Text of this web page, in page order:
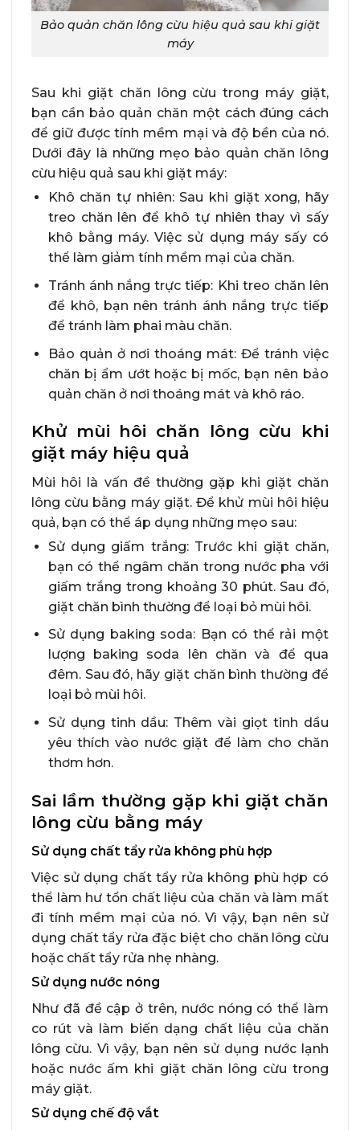
Bảo quản chăn lông cừu hiệu quả sau khi giặt
máy
Sau khi giặt chăn lông cừu trong máy giặt,
bạn cần bảo quản chăn một cách đúng cách
để giữ được tính mềm mại và độ bền của nó.
Dưới đây là những mẹo bảo quản chăn lông
cừu hiệu quả sau khi giặt máy:
Khô chăn tự nhiên: Sau khi giặt xong, hãy
treo chăn lên để khô tự nhiên thay vì sấy
khô bằng máy. Việc sử dụng máy sấy có
thể làm giảm tính mềm mại của chăn.
Tránh ánh nắng trực tiếp: Khi treo chăn lên
để khô, bạn nên tránh ánh nắng trực tiếp
để tránh làm phai màu chăn.
Bảo quản ở nơi thoáng mát: Để tránh việc
chăn bị ẩm ướt hoặc bị mốc, bạn nên bảo
quản chăn ở nơi thoáng mát và khô ráo.
Khử mùi hôi chăn lông cừu khi
giặt máy hiệu quả
Mùi hôi là vấn đề thường gặp khi giặt chăn
lông cừu bằng máy giặt. Để khử mùi hôi hiệu
quả, bạn có thể áp dụng những mẹo sau:
Sử dụng giấm trắng: Trước khi giặt chăn,
bạn có thể ngâm chăn trong nước pha với
giấm trắng trong khoảng 30 phút. Sau đó,
giặt chăn bình thường để loại bỏ mùi hôi.
Sử dụng baking soda: Bạn có thể rải một
lượng baking soda lên chăn và để qua
đêm. Sau đó, hãy giặt chăn bình thường để
loại bỏ mùi hôi.
Sử dụng tinh dầu: Thêm vài giọt tinh dầu
yêu thích vào nước giặt để làm cho chăn
thơm hơn.
Sai lầm thường gặp khi giặt chăn
lông cừu bằng máy
Sử dụng chất tẩy rửa không phù hợp
Việc sử dụng chất tẩy rửa không phù hợp có
thể làm hư tổn chất liệu của chăn và làm mất
đi tính mềm mại của nó. Vì vậy, bạn nên sử
dụng chất tẩy rửa đặc biệt cho chăn lông cừu
hoặc chất tẩy rửa nhẹ nhàng.
Sử dụng nước nóng
Như đã đề cập ở trên, nước nóng có thể làm
co rút và làm biến dạng chất liệu của chăn
lông cừu. Vì vậy, bạn nên sử dụng nước lạnh
hoặc nước ấm khi giặt chăn lông cừu trong
máy giặt.
Sử dụng chế độ vắt